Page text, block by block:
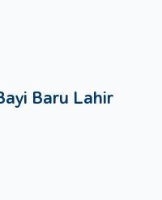
Baru Lahir